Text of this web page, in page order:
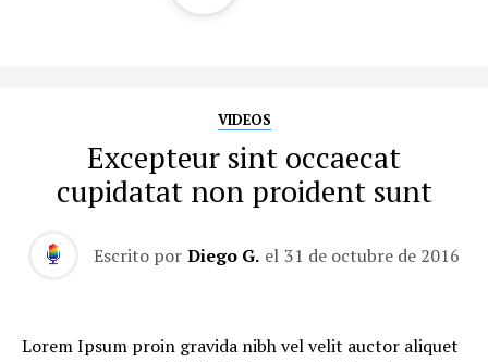
VIDEOS
Excepteur sint occaecat
cupidatat non proident sunt
Escrito por Diego G. el 31 de octubre de 2016
Lorem Ipsum proin gravida nibh vel velit auctor aliquet